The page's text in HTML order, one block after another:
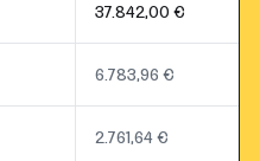
37.842,00 €
6.783,96 €
2.761,64 €